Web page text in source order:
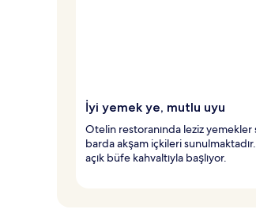
İyi yemek ye, mutlu uyu
Otelin restoranında leziz yemekler
barda akşam içkileri
açık büfe kahvaltıyla başlıyor.